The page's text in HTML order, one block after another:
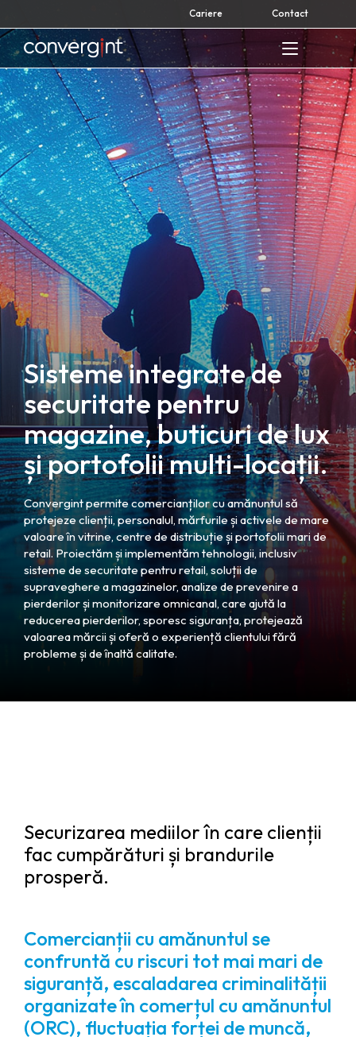
to
content
Cariere Contact
Home
Sisteme integrate de
securitate pentru
magazine, buticuri de lux
și portofolii multi-locații.
Convergint permite comercianților cu amănuntul să
protejeze clienții, personalul, mărfurile și activele de mare
valoare în vitrine, centre de distribuție și portofolii mari de
retail. Proiectăm și implementăm tehnologii, inclusiv
sisteme de securitate pentru retail, soluții de
supraveghere a magazinelor, analize de prevenire a
pierderilor și monitorizare omnicanal, care ajută la
reducerea pierderilor, sporesc siguranța, protejează
valoarea mărcii și oferă o experiență clientului fără
probleme și de înaltă calitate.
Securizarea mediilor în care clienții
fac cumpărături și brandurile
prosperă.
Comercianții cu amănuntul se
confruntă cu riscuri tot mai mari de
siguranță, escaladarea criminalității
organizate în comerțul cu amănuntul
(ORC), fluctuația forței de muncă,